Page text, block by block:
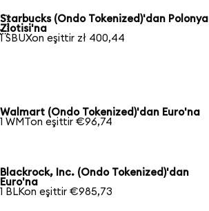
Starbucks (Ondo Tokenized)'dan Polonya
Zlotisi'na
1 SBUXon eşittir zł 400,44
Walmart (Ondo Tokenized)'dan Euro'na
1 WMTon eşittir €96,74
Blackrock, Inc. (Ondo Tokenized)'dan
Euro'na
1 BLKon eşittir €985,73